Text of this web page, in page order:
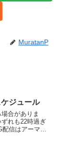
MuratanP
ジュール
合がありま
れも22時過ぎ
配信はアーマー